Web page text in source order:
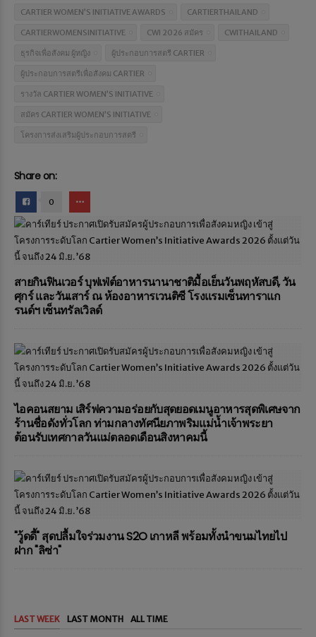
CARTIER WOMEN’S INITIATIVE AWARDS CARTIERTHAILAND
CARTIERWOMENSINITIATIVE CWI 2026 สมัคร CWITHAILAND
ธุรกิจเพื่อสังคม ผู้หญิง ผู้ประกอบการสตรี CARTIER
ผู้ประกอบการสตรีเพื่อสังคม CARTIER
รางวัล CARTIER WOMEN’S INITIATIVE
สมัคร CARTIER WOMEN’S INITIATIVE
โครงการส่งเสริมผู้ประกอบการสตรี
Share on:
0
สายกินฟินเวอร์ บุฟเฟ่ต์อาหารนานาชาติมื้อเย็นวันพฤหัสบดี, วัน
ศุกร์ และวันเสาร์ ณ ห้องอาหารเวนติซี โรงแรมเซ็นทาราแก
รนด์ฯ เซ็นทรัลเวิลด์
ไอคอนสยาม เสิร์ฟความอร่อยกับสุดยอดเมนูอาหารสุดพิเศษจาก
ร้านชื่อดังทั่วโลก ท่ามกลางทัศนียภาพริมแม่น้ำเจ้าพระยา
ต้อนรับเทศกาลวันแม่ตลอดเดือนสิงหาคมนี้
"วู้ดดี้" สุดปลื้มใจร่วมงาน S2O เกาหลี พร้อมทั้งนำขนมไทยไป
ฝาก "ลิซ่า"
LAST WEEK LAST MONTH ALL TIME